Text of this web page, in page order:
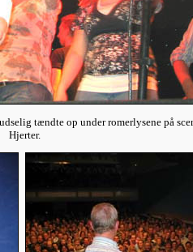
tændte op under romerlysene på
Hjerter.